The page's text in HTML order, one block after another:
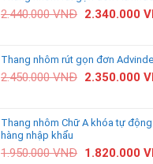
2.440.000VNĐ 2.340.000
Thang nhôm rút gọn đơn
2.450.000VNĐ 2.350.000
Thang nhôm Chữ A khóa tự
hàng nhập khẩu
1.950.000VNĐ 1.820.000